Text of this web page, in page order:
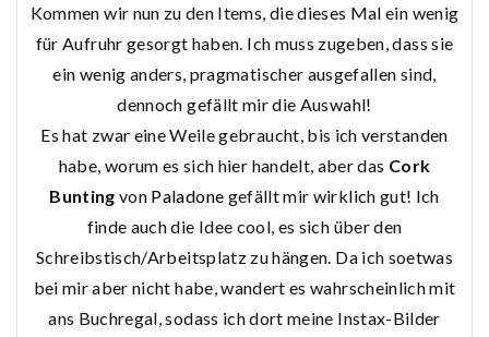
Kommen wir nun zu den Items, die dieses Mal ein wenig
für Aufruhr gesorgt haben. Ich muss zugeben, dass sie
ein wenig anders, pragmatischer ausgefallen sind,
dennoch gefällt mir die Auswahl!
Es hat zwar eine Weile gebraucht, bis ich verstanden
habe, worum es sich hier handelt, aber das Cork
Bunting von Paladone gefällt mir wirklich gut! Ich
finde auch die Idee cool, es sich über den
Schreibstisch/Arbeitsplatz zu hängen. Da ich soetwas
bei mir aber nicht habe, wandert es wahrscheinlich mit
ans Buchregal, sodass ich dort meine Instax-Bilder